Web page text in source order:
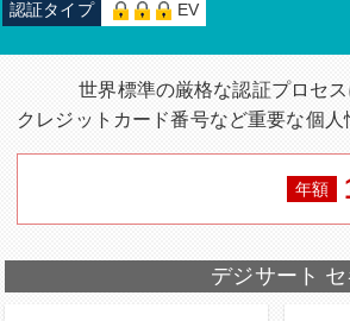
認証タイプ EV
世界標準の厳格な認証プロセ
クレジットカード番号など重要な個
年額
デジサート